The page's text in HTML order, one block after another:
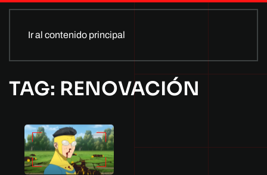
Ir al contenido principal
TAG: RENOVACIÓN